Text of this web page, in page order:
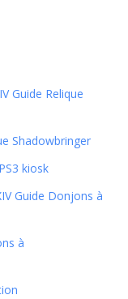
Guide Relique
Shadowbringer
kiosk
Guide Donjons à
à